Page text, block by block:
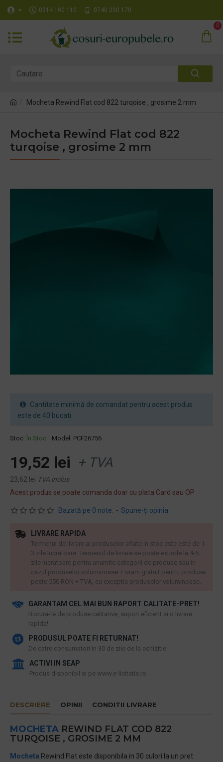
0314 100 110 0740 230 170
0
Mocheta Rewind Flat cod 822 turqoise , grosime 2 mm
Mocheta Rewind Flat cod 822
turqoise , grosime 2 mm
Stoc: În Stoc Model: PCF26756
Bazată pe 0 note. - Spune-ţi opinia
19,52 lei + TVA
23,62 lei TVA inclus
Acest produs se poate comanda doar cu plata Card sau OP
Cantitate minimă de comandat pentru acest produs
este de 40 bucati
GARANTAM CEL MAI BUN RAPORT CALITATE-PRET!
​Bucura-te de produse calitative, suport eficient si o livrare
rapida!
PRODUSUL POATE FI RETURNAT!
De catre consumatori in 30 de zile de la achizitie
ACTIVI IN SEAP
Produs disponibil si pe www.e-licitatie.ro
LIVRARE RAPIDA
Termenul de livrare al produselor aflate in stoc este este de 1-
3 zile lucratoare. Termenul de livrare se poate extinde la 4-5
zile lucratoare pentru anumite categorii de produse sau in
cazul produselor voluminoase. Livram gratuit pentru produse
peste 550 RON + TVA, cu exceptia produselor voluminoase.
DESCRIERE OPINII CONDITII LIVRARE
MOCHETA REWIND FLAT COD 822
TURQOISE , GROSIME 2 MM
Mocheta Rewind Flat este disponibila in 30 culori la un pret